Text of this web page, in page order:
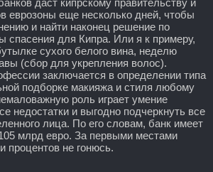
еврозоны еще несколько дней, чтобы
и найти наконец решение по
спасения для Кипра. Или я к примеру,
сухого белого вина, неделю
(сбор для укрепления волос).
заключается в определении типа
подборке макияжа и стиля любому
роль играет умение
недостатки и выгодно подчеркнуть все
лица. По его словам, банк имеет
млрд евро. За первыми местами
процентов не гонюсь.